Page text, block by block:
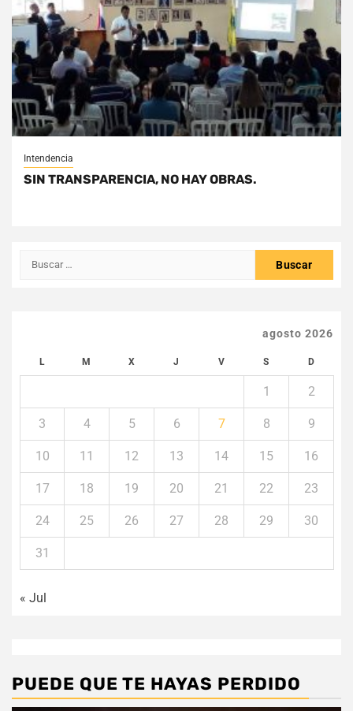
Intendencia
SIN TRANSPARENCIA, NO HAY OBRAS.
Buscar:
agosto 2026
L M X J V S D
1 2
3 4 5 6 7 8 9
10 11 12 13 14 15 16
17 18 19 20 21 22 23
24 25 26 27 28 29 30
31
« Jul
PUEDE QUE TE HAYAS PERDIDO